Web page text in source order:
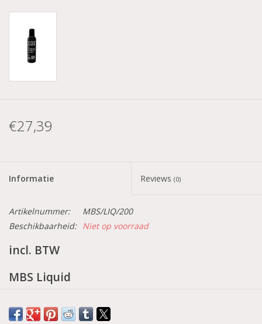
€27,39
Informatie Reviews (0)
Artikelnummer:
MBS/LIQ/200
Beschikbaarheid: Niet op voorraad
incl. BTW
MBS Liquid
Dit is de vloeistof die je mengt met de acryl
poeder, hierdoor ontstaat een chemische